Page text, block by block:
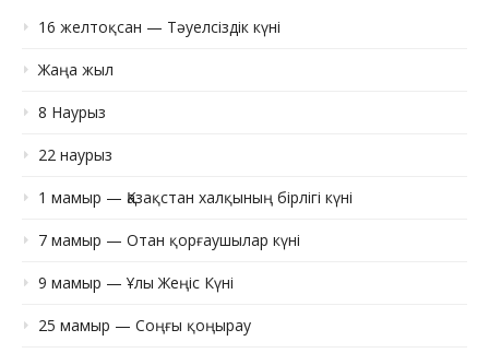
16 желтоқсан — Тәуелсіздік күні
Жаңа жыл
8 Наурыз
22 наурыз
1 мамыр — Қазақстан халқының бірлігі күні
7 мамыр — Отан қорғаушылар күні
9 мамыр — Ұлы Жеңіс Күні
25 мамыр — Соңғы қоңырау